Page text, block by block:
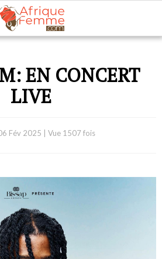
EN CONCERT
LIVE
Fév 2025 Vue 1507 fois